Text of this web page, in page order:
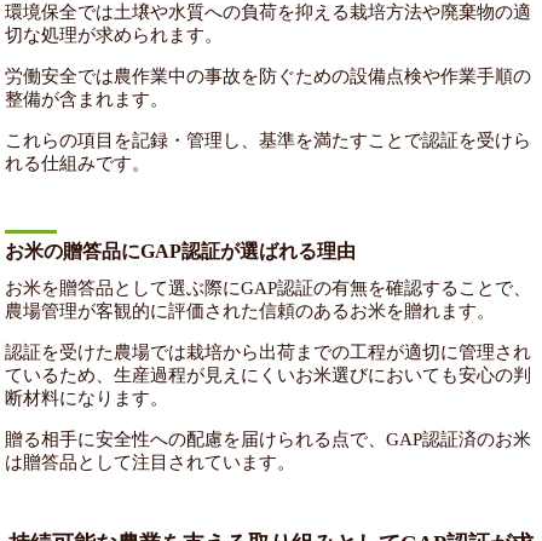
環境保全では土壌や水質への負荷を抑える栽培方法や廃棄物の適
切な処理が求められます。
労働安全では農作業中の事故を防ぐための設備点検や作業手順の
整備が含まれます。
これらの項目を記録・管理し、基準を満たすことで認証を受けら
れる仕組みです。
お米の贈答品にGAP認証が選ばれる理由
お米を贈答品として選ぶ際にGAP認証の有無を確認することで、
農場管理が客観的に評価された信頼のあるお米を贈れます。
認証を受けた農場では栽培から出荷までの工程が適切に管理され
ているため、生産過程が見えにくいお米選びにおいても安心の判
断材料になります。
贈る相手に安全性への配慮を届けられる点で、GAP認証済のお米
は贈答品として注目されています。